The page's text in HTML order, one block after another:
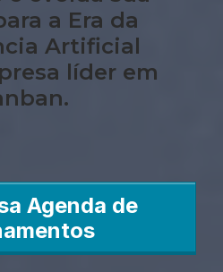
a Era da
Artificial
líder em
Agenda de